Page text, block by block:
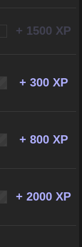
+ 1500 XP
+ 300 XP
+ 800 XP
+ 2000 XP